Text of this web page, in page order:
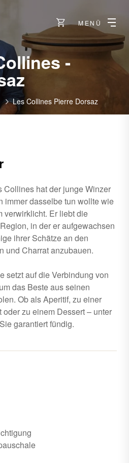
MENÜ
-
-
Charrat
Les Collines Pierre Dorsaz
Collines hat der junge Winzer
immer dasselbe tun wollte wie
verwirklicht. Er liebt die
in der er aufgewachsen
ihrer Schätze an den
und Charrat anzubauen.
setzt auf die Verbindung von
das Beste aus seinen
Ob als Aperitif, zu einer
zu einem Dessert – unter
garantiert fündig.